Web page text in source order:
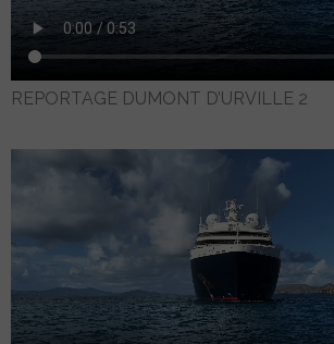
REPORTAGE DUMONT D’URVILLE 2